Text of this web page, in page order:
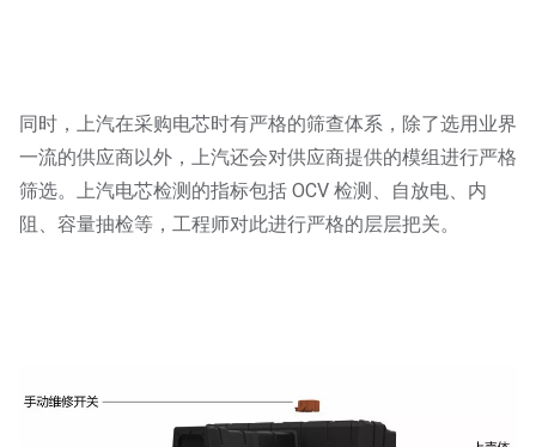
同时，上汽在采购电芯时有严格的筛查体系，除了选用业界
一流的供应商以外，上汽还会对供应商提供的模组进行严格
筛选。上汽电芯检测的指标包括 OCV 检测、自放电、内
阻、容量抽检等，工程师对此进行严格的层层把关。